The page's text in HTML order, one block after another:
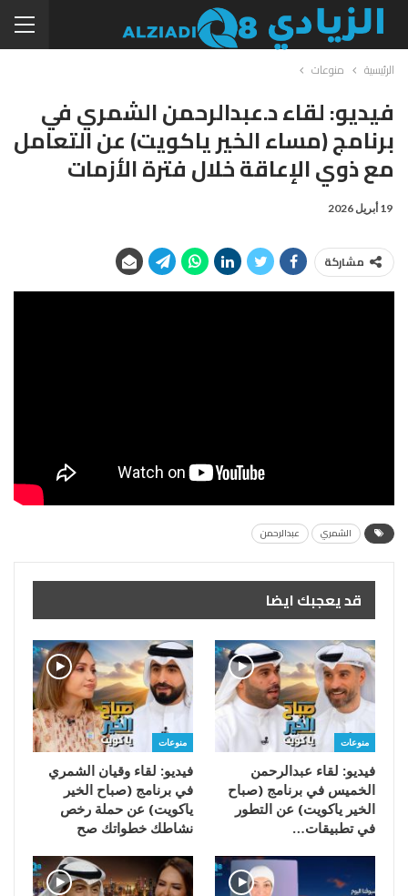
الرئيسية منوعات
فيديو: لقاء د.عبدالرحمن الشمري في
برنامج (مساء الخير ياكويت) عن التعامل
مع ذوي الإعاقة خلال فترة الأزمات
19 أبريل 2026
مشاركة
الشمري عبدالرحمن
قد يعجبك ايضا
منوعات
فيديو: لقاء عبدالرحمن
الخميس في برنامج (صباح
الخير ياكويت) عن التطور
في تطبيقات…
منوعات
فيديو: لقاء وقيان الشمري
في برنامج (صباح الخير
ياكويت) عن حملة رخص
نشاطك خطواتك صح